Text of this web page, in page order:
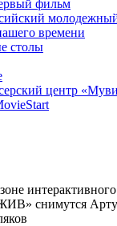
фильм
времени
столы
центр
снимутся